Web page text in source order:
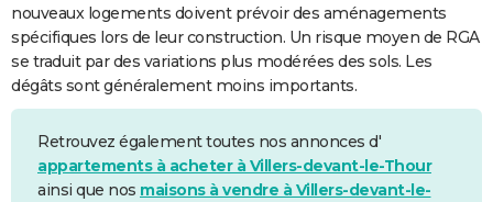
nouveaux logements doivent prévoir des aménagements
spécifiques lors de leur construction. Un risque moyen de RGA
se traduit par des variations plus modérées des sols. Les
dégâts sont généralement moins importants.
Retrouvez également toutes nos annonces d'
appartements à acheter à Villers-devant-le-Thour
ainsi que nos maisons à vendre à Villers-devant-le-